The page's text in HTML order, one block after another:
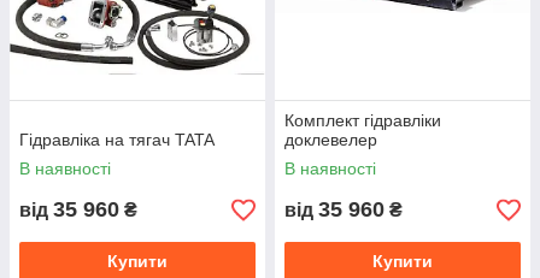
Гідравліка на тягач TATA
В наявності
від 35 960 ₴
Купити
Комплект гідравліки
доклевелер
В наявності
від 35 960 ₴
Купити